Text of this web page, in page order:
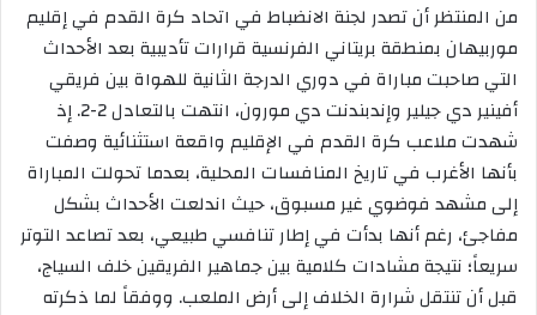
من المنتظر أن تصدر لجنة الانضباط في اتحاد كرة القدم في إقليم
موربيهان بمنطقة بريتاني الفرنسية قرارات تأديبية بعد الأحداث
التي صاحبت مباراة في دوري الدرجة الثانية للهواة بين فريقي
أفينير دي جيلير وإندبندنت دي مورون، انتهت بالتعادل 2-2. إذ
شهدت ملاعب كرة القدم في الإقليم واقعة استثنائية وصفت
بأنها الأغرب في تاريخ المنافسات المحلية، بعدما تحولت المباراة
إلى مشهد فوضوي غير مسبوق، حيث اندلعت الأحداث بشكل
مفاجئ، رغم أنها بدأت في إطار تنافسي طبيعي، بعد تصاعد التوتر
سريعاً؛ نتيجة مشادات كلامية بين جماهير الفريقين خلف السياج،
قبل أن تنتقل شرارة الخلاف إلى أرض الملعب. ووفقاً لما ذكرته